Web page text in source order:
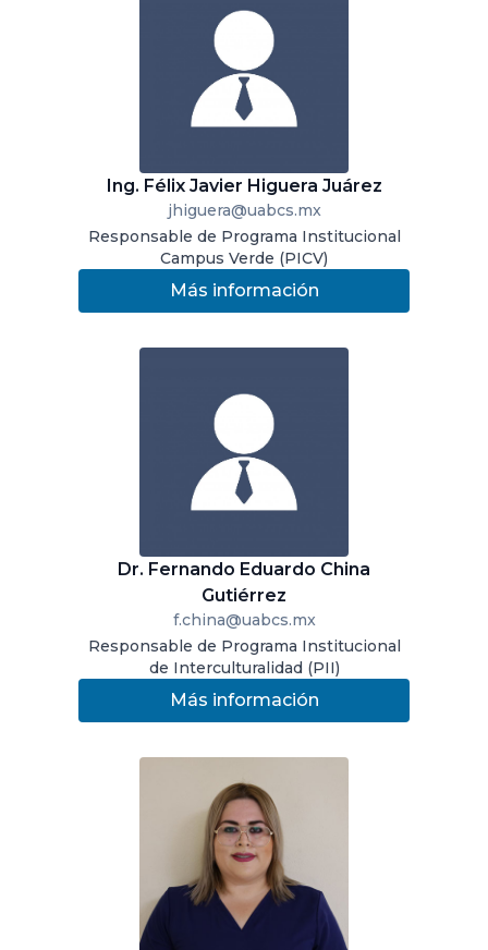
Ing. Félix Javier Higuera Juárez
jhiguera@uabcs.mx
Responsable de Programa Institucional
Campus Verde (PICV)
Más información
Dr. Fernando Eduardo China
Gutiérrez
f.china@uabcs.mx
Responsable de Programa Institucional
de Interculturalidad (PII)
Más información